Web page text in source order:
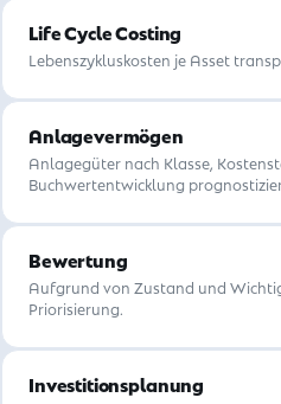
Life Cycle Costing
Lebenszykluskosten je Asset
Anlagevermögen
Anlagegüter nach Klasse,
Buchwertentwicklung
Bewertung
Aufgrund von Zustand und
Priorisierung.
Investitionsplanung